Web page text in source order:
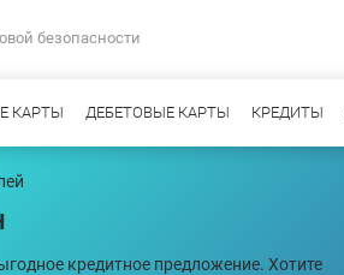
безопасности
КАРТЫ ДЕБЕТОВЫЕ КАРТЫ КРЕДИТЫ
кредитное предложение. Хотите